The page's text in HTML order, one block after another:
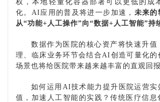
权，本地轻量化容器部署可以更低的成
化。AI应用的普及将进一步加速， 未来的
从“功能+人工操作”向“数据+人工智能”持
数据作为医院的核心资产将快速升值
理、临床业务环节会结合 AI创造可量化的
场景也将给医院带来越来越丰富的直观回报
如何运用 AI技术能力提升医院运营实
值，加速人工智能的实践？传统医疗信息